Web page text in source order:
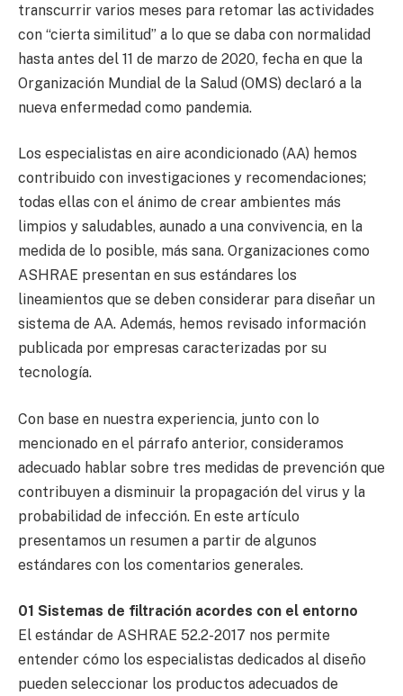
transcurrir varios meses para retomar las actividades
con “cierta similitud” a lo que se daba con normalidad
hasta antes del 11 de marzo de 2020, fecha en que la
Organización Mundial de la Salud (OMS) declaró a la
nueva enfermedad como pandemia.
Los especialistas en aire acondicionado (AA) hemos
contribuido con investigaciones y recomendaciones;
todas ellas con el ánimo de crear ambientes más
limpios y saludables, aunado a una convivencia, en la
medida de lo posible, más sana. Organizaciones como
ASHRAE presentan en sus estándares los
lineamientos que se deben considerar para diseñar un
sistema de AA. Además, hemos revisado información
publicada por empresas caracterizadas por su
tecnología.
Con base en nuestra experiencia, junto con lo
mencionado en el párrafo anterior, consideramos
adecuado hablar sobre tres medidas de prevención que
contribuyen a disminuir la propagación del virus y la
probabilidad de infección. En este artículo
presentamos un resumen a partir de algunos
estándares con los comentarios generales.
01 Sistemas de filtración acordes con el entorno
El estándar de ASHRAE 52.2-2017 nos permite
entender cómo los especialistas dedicados al diseño
pueden seleccionar los productos adecuados de